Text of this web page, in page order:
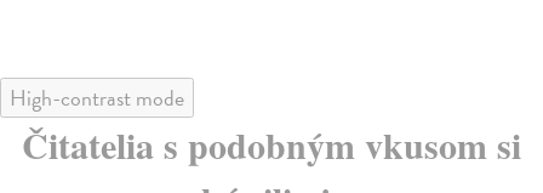
High-contrast mode
Čitatelia s podobným vkusom si